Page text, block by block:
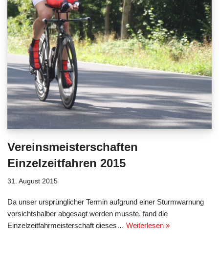
Vereinsmeisterschaften
Einzelzeitfahren 2015
31. August 2015
Da unser ursprünglicher Termin aufgrund einer Sturmwarnung
vorsichtshalber abgesagt werden musste, fand die
Einzelzeitfahrmeisterschaft dieses… Weiterlesen »